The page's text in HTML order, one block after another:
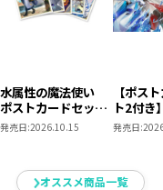
水属性の魔法使い
ポストカードセット
2
発売日:2026.10.15
【ポス
ト2付き
魔法使
発売日:
オススメ商品一覧